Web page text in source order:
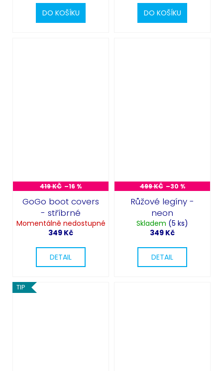
DO KOŠÍKU DO KOŠÍKU
419 KČ –16 %
GoGo boot covers
- stříbrné
Momentálně nedostupné
349 Kč
DETAIL
499 KČ –30 %
Růžové legíny -
neon
Skladem (5 ks)
349 Kč
DETAIL
TIP